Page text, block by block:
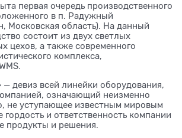
первая очередь производственного
в п. Радужный
Московская область). На данный
состоит из двух светлых
цехов, а также современного
комплекса,
девиз всей линейки оборудования,
означающий неизменно
не уступающее известным мировым
гордость и ответственность компании
продукты и решения.